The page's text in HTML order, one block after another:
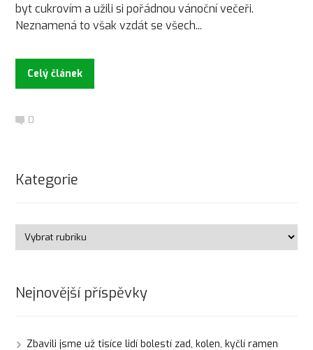
byt cukrovím a užili si pořádnou vánoční večeři.
Neznamená to však vzdát se všech...
Celý článek
0
Kategorie
Nejnovější příspěvky
Zbavili jsme už tisíce lidí bolestí zad, kolen, kyčlí ramen